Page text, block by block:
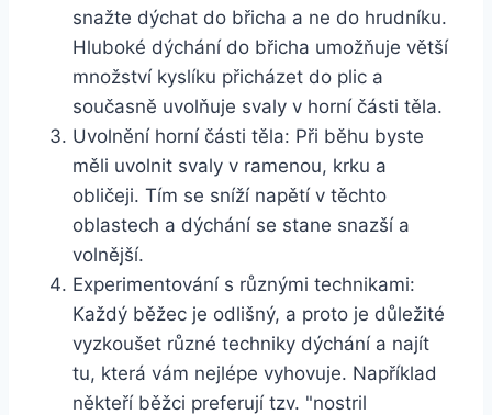
snažte dýchat do břicha a ne do hrudníku.
Hluboké dýchání do břicha umožňuje větší
množství kyslíku přicházet do plic a
současně uvolňuje svaly v horní části těla.
Uvolnění horní části těla: Při běhu byste
měli uvolnit svaly v ramenou, krku a
obličeji. Tím se sníží napětí v těchto
oblastech a dýchání se stane snazší a
volnější.
Experimentování s různými technikami:
Každý běžec je odlišný, a proto je důležité
vyzkoušet různé techniky dýchání a najít
tu, která vám nejlépe vyhovuje. Například
někteří běžci preferují tzv. "nostril